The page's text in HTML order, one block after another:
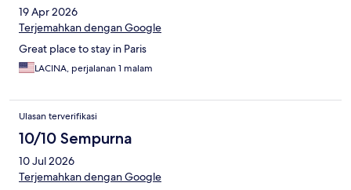
19 Apr 2026
Terjemahkan dengan Google
Great place to stay in Paris
LACINA, perjalanan 1 malam
Ulasan terverifikasi
10/10 Sempurna
10 Jul 2026
Terjemahkan dengan Google